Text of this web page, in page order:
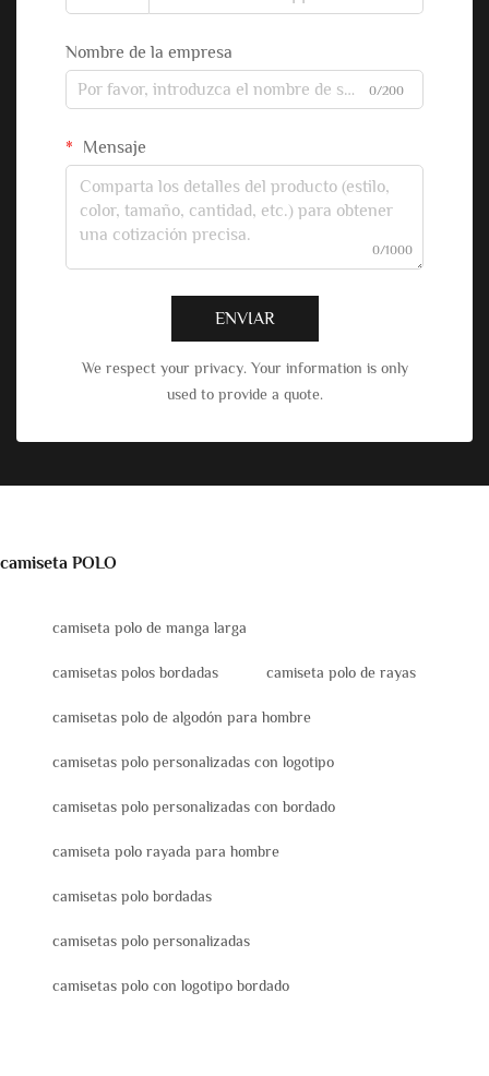
Nombre de la empresa
0/200
Mensaje
0/1000
ENVIAR
We respect your privacy. Your information is only
used to provide a quote.
camiseta POLO
camiseta polo de manga larga
camisetas polos bordadas camiseta polo de rayas
camisetas polo de algodón para hombre
camisetas polo personalizadas con logotipo
camisetas polo personalizadas con bordado
camiseta polo rayada para hombre
camisetas polo bordadas
camisetas polo personalizadas
camisetas polo con logotipo bordado